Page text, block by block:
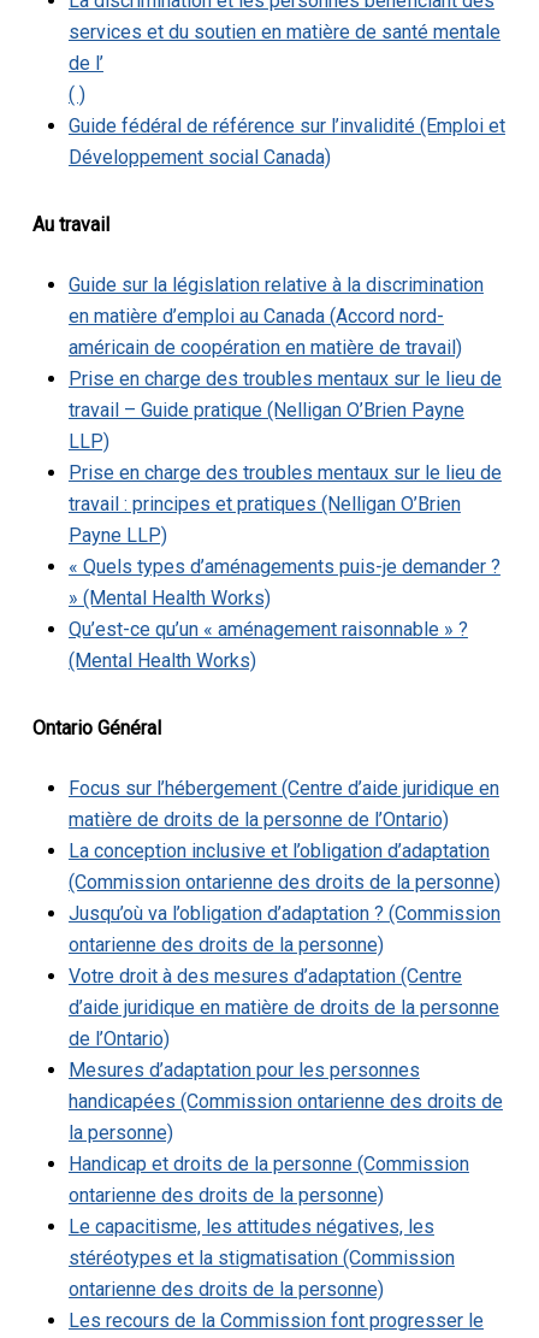
services et du soutien en matière de santé mentale
de l’
( )
Guide fédéral de référence sur l’invalidité (Emploi et
Développement social Canada)
Au travail
Guide sur la législation relative à la discrimination
en matière d’emploi au Canada (Accord nord-
américain de coopération en matière de travail)
Prise en charge des troubles mentaux sur le lieu de
travail – Guide pratique (Nelligan O’Brien Payne
LLP)
Prise en charge des troubles mentaux sur le lieu de
travail : principes et pratiques (Nelligan O’Brien
Payne LLP)
« Quels types d’aménagements puis-je demander ?
» (Mental Health Works)
Qu’est-ce qu’un « aménagement raisonnable » ?
(Mental Health Works)
Ontario Général
Focus sur l’hébergement (Centre d’aide juridique en
matière de droits de la personne de l’Ontario)
La conception inclusive et l’obligation d’adaptation
(Commission ontarienne des droits de la personne)
Jusqu’où va l’obligation d’adaptation ? (Commission
ontarienne des droits de la personne)
Votre droit à des mesures d’adaptation (Centre
d’aide juridique en matière de droits de la personne
de l’Ontario)
Mesures d’adaptation pour les personnes
handicapées (Commission ontarienne des droits de
la personne)
Handicap et droits de la personne (Commission
ontarienne des droits de la personne)
Le capacitisme, les attitudes négatives, les
stéréotypes et la stigmatisation (Commission
ontarienne des droits de la personne)
Les recours de la Commission font progresser le